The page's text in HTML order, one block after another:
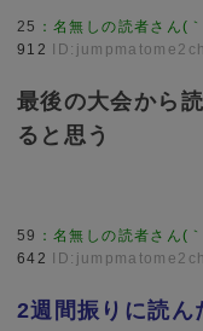
25 ：名無しの読者さん(
912
ID:jumpmatome2ch
最後の大会から
ると思う
59 ：名無しの読者さん(
642
ID:jumpmatome2ch
2週間振りに読ん